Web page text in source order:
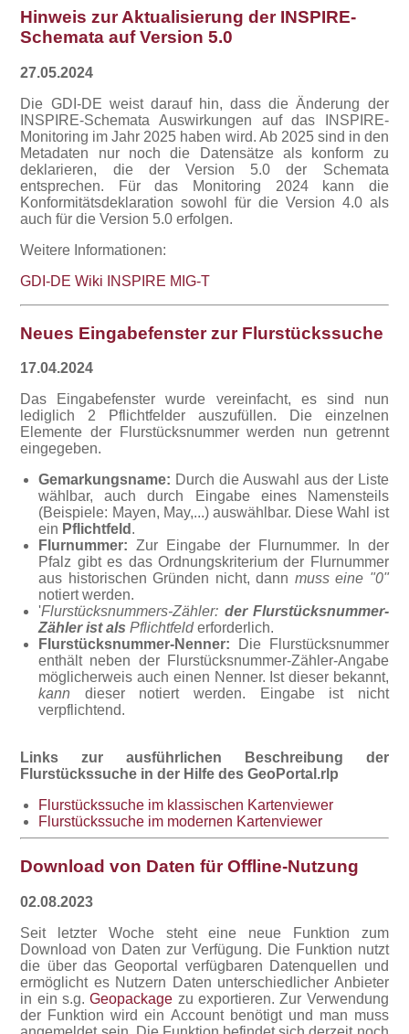
Hinweis zur Aktualisierung der INSPIRE-
Schemata auf Version 5.0
27.05.2024
Die GDI-DE weist darauf hin, dass die Änderung der
INSPIRE-Schemata Auswirkungen auf das INSPIRE-
Monitoring im Jahr 2025 haben wird. Ab 2025 sind in den
Metadaten nur noch die Datensätze als konform zu
deklarieren, die der Version 5.0 der Schemata
entsprechen. Für das Monitoring 2024 kann die
Konformitätsdeklaration sowohl für die Version 4.0 als
auch für die Version 5.0 erfolgen.
Weitere Informationen:
GDI-DE Wiki
INSPIRE MIG-T
Neues Eingabefenster zur Flurstückssuche
17.04.2024
Das Eingabefenster wurde vereinfacht, es sind nun
lediglich 2 Pflichtfelder auszufüllen. Die einzelnen
Elemente der Flurstücksnummer werden nun getrennt
eingegeben.
Gemarkungsname: Durch die Auswahl aus der Liste
wählbar, auch durch Eingabe eines Namensteils
(Beispiele: Mayen, May,...) auswählbar. Diese Wahl ist
ein Pflichtfeld .
Flurnummer: Zur Eingabe der Flurnummer. In der
Pfalz gibt es das Ordnungskriterium der Flurnummer
aus historischen Gründen nicht, dann muss eine "0"
notiert werden.
'Flurstücksnummers-Zähler: der Flurstücksnummer-
Zähler ist alsPflichtfelderforderlich.
Flurstücksnummer-Nenner: Die Flurstücksnummer
enthält neben der Flurstücksnummer-Zähler-Angabe
möglicherweis auch einen Nenner. Ist dieser bekannt,
kann dieser notiert werden. Eingabe ist nicht
verpflichtend.
Links zur ausführlichen Beschreibung der
Flurstückssuche in der Hilfe des GeoPortal.rlp
Flurstückssuche im klassischen Kartenviewer
Flurstückssuche im modernen Kartenviewer
Download von Daten für Offline-Nutzung
02.08.2023
Seit letzter Woche steht eine neue Funktion zum
Download von Daten zur Verfügung. Die Funktion nutzt
die über das Geoportal verfügbaren Datenquellen und
ermöglicht es Nutzern Daten unterschiedlicher Anbieter
in ein s.g.Geopackage zu exportieren. Zur Verwendung
der Funktion wird ein Account benötigt und man muss